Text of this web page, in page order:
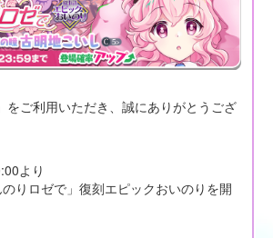
をご利用いただき、誠にありがとうござ
より
のりロゼで」復刻エピックおいのりを開